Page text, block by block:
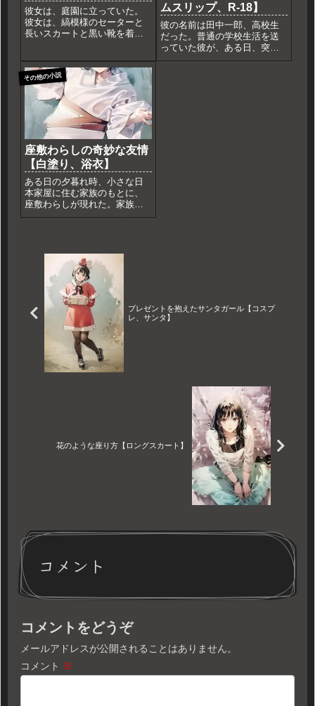
彼女は、庭園に立っていた。
彼女は、縞模様のセーターと
長いスカートと黒い靴を着て
茂みと石灯籠があった。彼女
は、庭園に来るのが好きだっ
た。彼女は、庭園に来ると、
心が落ち着くと感じていた。
彼女は...
ムスリップ、R-18】
彼の名前は田中一郎、高校生
だった。普通の学校生活を送
っていた彼が、ある日、突然
の事故に巻き込まれ、気がつ
その他の小説
座敷わらしの奇妙な友情
【白塗り、浴衣】
ある日の夕暮れ時、小さな日
本家屋に住む家族のもとに、
座敷わらしが現れた。家族は
驚きながらも、座敷わらしを
顔を持ちながらも、不思議な
力を持っていた。家族のため
に家事を...
プレゼントを抱えたサンタガール【コスプ
レ、サンタ】
花のような座り方【ロングスカート】
コメント
コメントをどうぞ
メールアドレスが公開されることはありません。
コメント ※